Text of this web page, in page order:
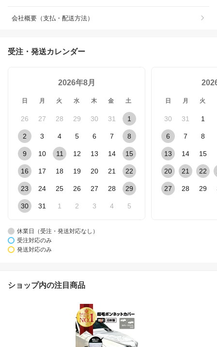
会社概要（支払・配送方法）
受注・発送カレンダー
2026年8月
日 月 火 水 木 金 土
26 27 28 29 30 31 1
2 3 4 5 6 7 8
9 10 11 12 13 14 15
16 17 18 19 20 21 22
23 24 25 26 27 28 29
30 31 1 2 3 4 5
日 月 火
30 31 1
6 7 8
13 14 15
20 21 22
27 28 29
休業日（受注・発送対応なし）
受注対応のみ
発送対応のみ
ショップ内の注目商品